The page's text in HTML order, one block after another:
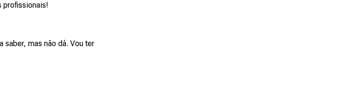
profissionais!
saber, mas não dá. Vou ter